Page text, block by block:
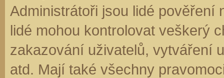
Administrátoři jsou lidé pověření
lidé mohou kontrolovat veškerý
zakazování uživatelů, vytváření
atd. Mají také všechny